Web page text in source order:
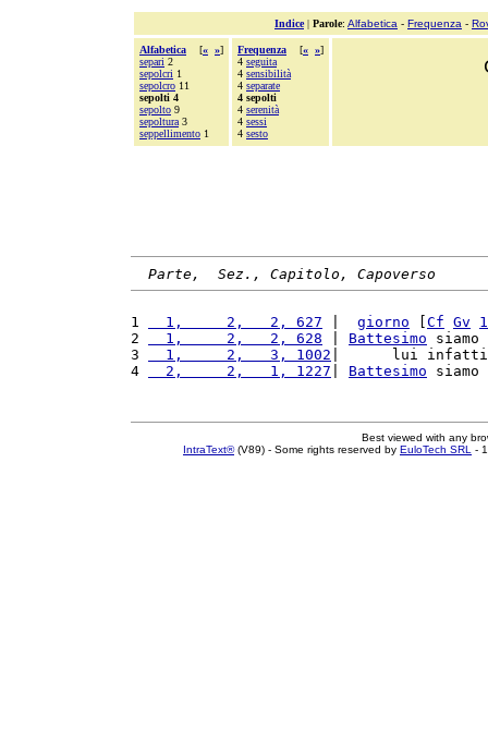
Indice| Parole: Alfabetica - Frequenza -
Alfabetica [« »]
separi 2
sepolcri 1
sepolcro 11
sepolti 4
sepolto 9
sepoltura 3
seppellimento 1
Frequenza [« »]
4 seguita
4 sensibilità
4 separate
4 sepolti
4 serenità
4 sessi
4 sesto
Parte,  Sez., Capitolo, Capoverso
1
  1,     2,   2, 627
giorno Cf Gv
2
  1,     2,   2, 628
Battesimo siamo
3
  1,     2,   3, 1002
|      lui
4
  2,     2,   1, 1227
Battesimo siamo
Best viewed with any
IntraText®(V89) - Some rights reserved by EuloTech SRL -